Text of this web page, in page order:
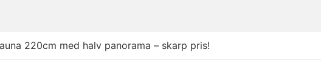
220cm med halv panorama – skarp pris!